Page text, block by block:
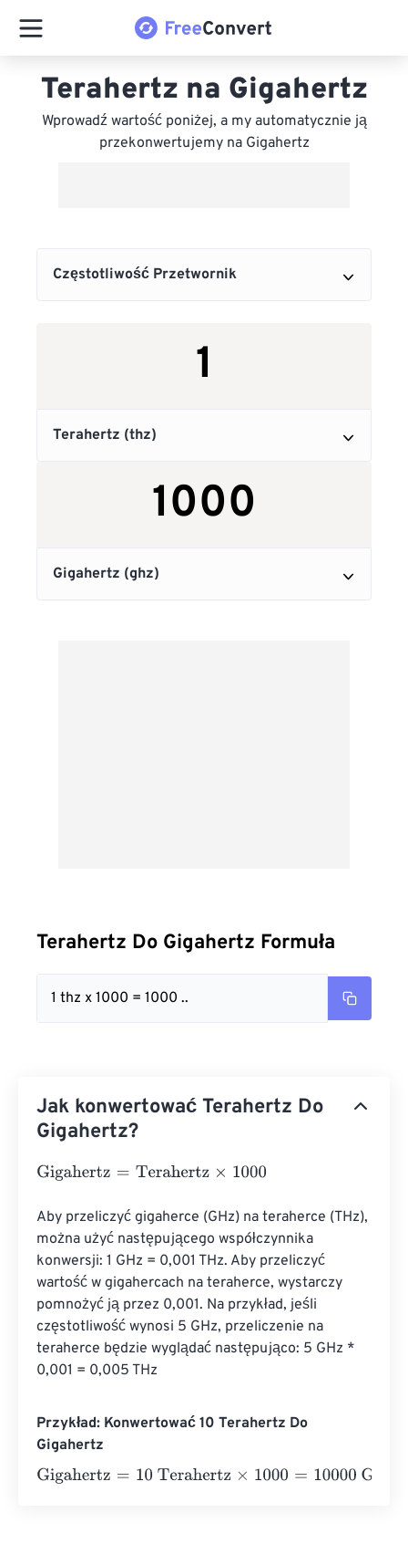
Terahertz na Gigahertz
Wprowadź wartość poniżej, a my automatycznie ją
przekonwertujemy na Gigahertz
Terahertz Do Gigahertz Formuła
1 thz x 1000 = 1000 ..
Jak konwertować Terahertz Do
Gigahertz?
Gigahertz=Terahertz×1000
Aby przeliczyć gigaherce (GHz) na teraherce (THz),
można użyć następującego współczynnika
konwersji: 1 GHz = 0,001 THz. Aby przeliczyć
wartość w gigahercach na teraherce, wystarczy
pomnożyć ją przez 0,001. Na przykład, jeśli
częstotliwość wynosi 5 GHz, przeliczenie na
teraherce będzie wyglądać następująco: 5 GHz *
0,001 = 0,005 THz
Przykład: Konwertować 10 Terahertz Do
Gigahertz
Gigahertz=10 Terahertz×1000 =10000 Gigahertz